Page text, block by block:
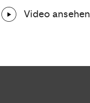
Video ansehen